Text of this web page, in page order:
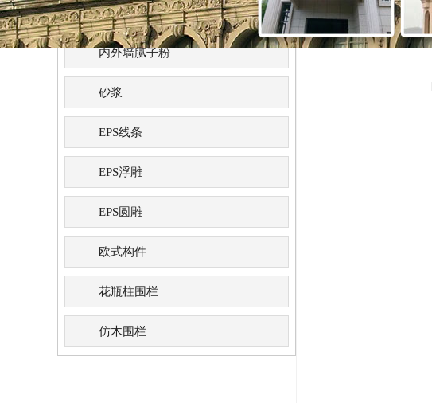
内外墙腻子粉
砂浆
EPS线条
EPS浮雕
EPS圆雕
欧式构件
花瓶柱围栏
仿木围栏